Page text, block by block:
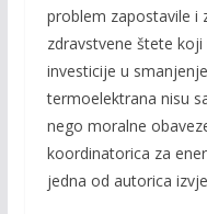
problem zapostavile i
zdravstvene štete
investicije u
termoelektrana nisu
nego moralne
koordinatorica za
jedna od autorica